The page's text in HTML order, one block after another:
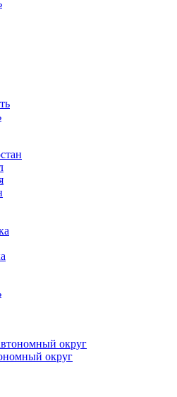
округ
округ